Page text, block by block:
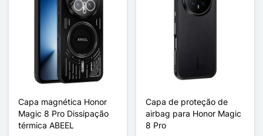
Capa magnética Honor
Magic 8 Pro Dissipação
térmica ABEEL
Capa de proteção de
airbag para Honor Magic
8 Pro